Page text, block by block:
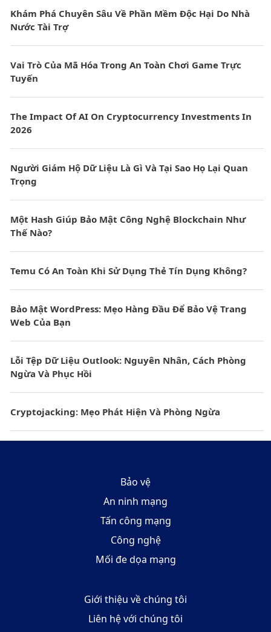
Khám Phá Chuyên Sâu Về Phần Mềm Độc Hại Do Nhà
Nước Tài Trợ
Vai Trò Của Mã Hóa Trong An Toàn Chơi Game Trực
Tuyến
The Impact Of AI On Cryptocurrency Investments In
2026
Người Giám Hộ Dữ Liệu Là Gì Và Tại Sao Họ Lại Quan
Trọng
Một Hash Giúp Bảo Mật Công Nghệ Blockchain Như
Thế Nào?
Temu Có An Toàn Khi Sử Dụng Thẻ Tín Dụng Không?
Bảo Mật WordPress: Mẹo Hàng Đầu Để Bảo Vệ Trang
Web Của Bạn
Lỗi Tệp Dữ Liệu Outlook: Nguyên Nhân, Cách Phòng
Ngừa Và Phục Hồi
Cryptojacking: Mẹo Phát Hiện Và Phòng Ngừa
Bảo vệ
An ninh mạng
Tấn công mạng
Công nghệ
Mối đe dọa mạng
Giới thiệu về chúng tôi
Liên hệ với chúng tôi